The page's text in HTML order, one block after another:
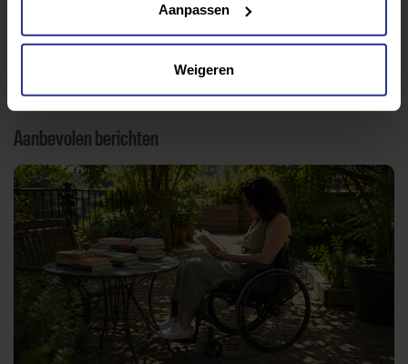
Aanpassen
Weigeren
Terug naar nieuwsoverzicht
Aanbevolen berichten